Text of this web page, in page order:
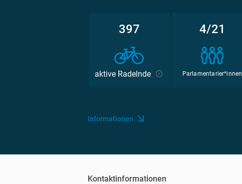
397
aktive Radelnde
4/21
Parlamentarier*innen
Informationen
Kontaktinformationen